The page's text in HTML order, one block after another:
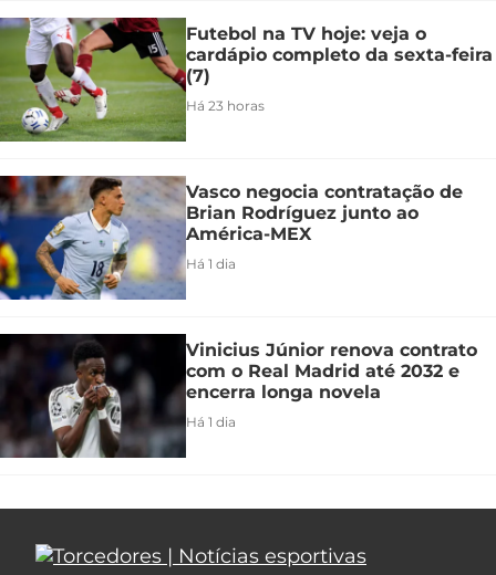
Futebol na TV hoje: veja o
cardápio completo da sexta-feira
(7)
Há 23 horas
Vasco negocia contratação de
Brian Rodríguez junto ao
América-MEX
Há 1 dia
Vinicius Júnior renova contrato
com o Real Madrid até 2032 e
encerra longa novela
Há 1 dia